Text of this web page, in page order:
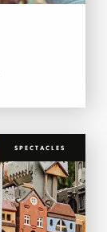
SPECTACLES